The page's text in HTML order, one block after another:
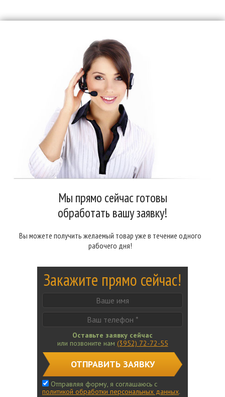
Мы прямо сейчас готовы
обработать вашу заявку!
Вы можете получить желаемый товар уже в течение одного
рабочего дня!
Закажите прямо сейчас!
Оставьте заявку сейчас
или позвоните нам (3952) 72-72-55
ОТПРАВИТЬ ЗАЯВКУ
Отправляя форму, я соглашаюсь с
политикой обработки персональных данных.